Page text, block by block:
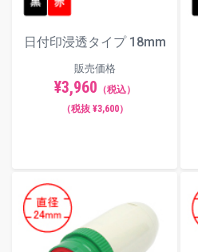
日付印浸透タイプ 18mm
販売価格
¥3,960 （税込）
（税抜 ¥3,600）